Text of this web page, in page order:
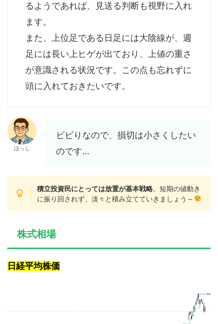
るようであれば、見送る判断も視野に入れ
ます。
また、上位足である日足には大陰線が、週
足には長い上ヒゲが出ており、上値の重さ
が意識される状況です。この点も忘れずに
頭に入れておきたいです。
ほっし
ビビりなので、損切は小さくしたい
のです…
積立投資民にとっては放置が基本戦略。短期の値動き
に振り回されず、淡々と積み立てていきましょう～
株式相場
日経平均株価